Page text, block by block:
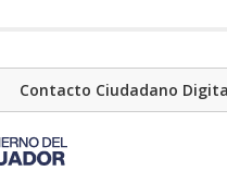
Contacto Ciudadano